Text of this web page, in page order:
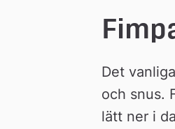
Det
och snus.
lätt ner i